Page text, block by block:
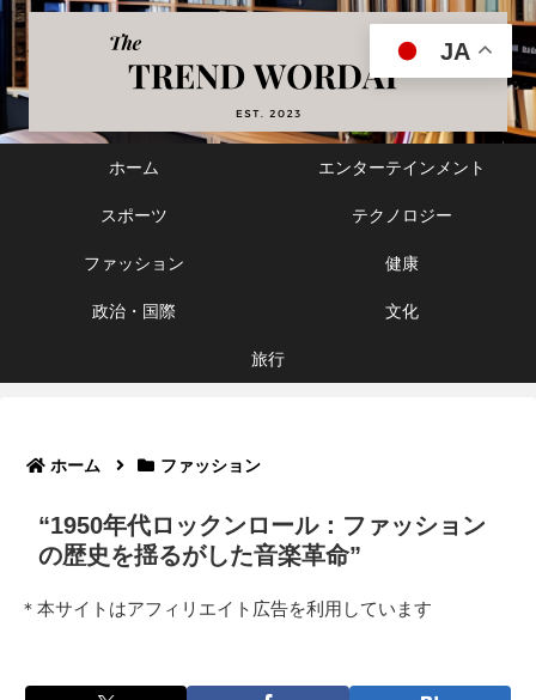
ホーム エンターテインメント
スポーツ テクノロジー
ファッション 健康
政治・国際 文化
旅行
ホーム ファッション
“1950年代ロックンロール：ファッション
の歴史を揺るがした音楽革命”
＊本サイトはアフィリエイト広告を利用しています
JA